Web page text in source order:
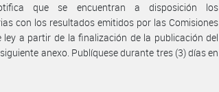
notifica que se encuentran a disposición los
con los resultados emitidos por las Comisiones
a partir de la finalización de la publicación del
anexo. Publíquese durante tres (3) días en